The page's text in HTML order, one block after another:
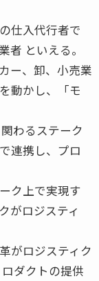
仕入代行者で
者 といえる。
ー、卸、小売業
動かし、「モ
わるステーク
連携し、プロ
ク上で実現す
がロジスティ
がロジスティク
ダクトの提供